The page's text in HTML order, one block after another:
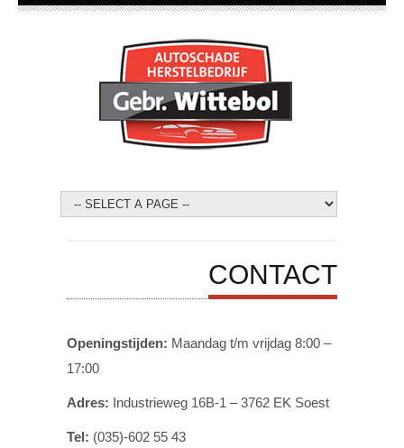
CONTACT
Openingstijden: Maandag t/m vrijdag 8:00 –
17:00
Adres: Industrieweg 16B-1 – 3762 EK Soest
Tel: (035)-602 55 43